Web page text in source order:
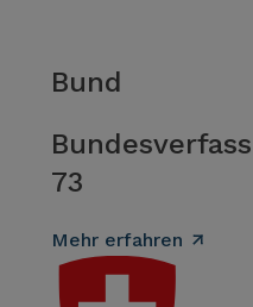
Bund
73
Mehr erfahren